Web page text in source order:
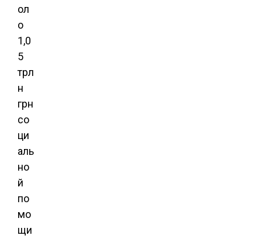
ол
о
1,0
5
трл
н
грн
со
ци
аль
но
й
по
мо
щи